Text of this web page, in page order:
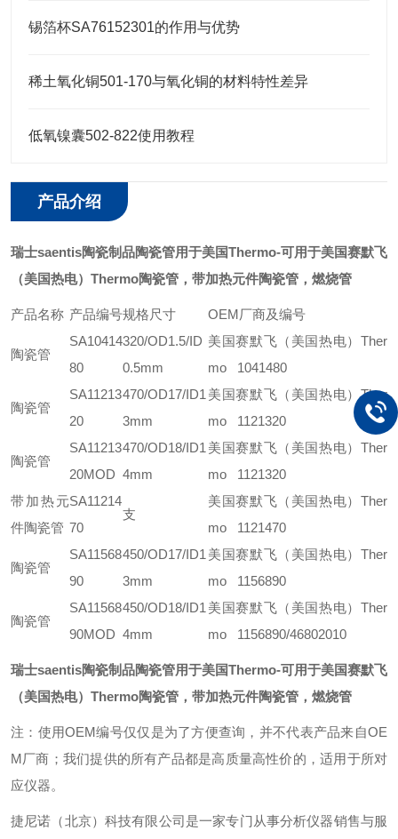
锡箔杯SA76152301的作用与优势
稀土氧化铜501-170与氧化铜的材料特性差异
低氧镍囊502-822使用教程
产品介绍
瑞士saentis陶瓷制品陶瓷管用于美国Thermo-可用于美国赛默飞
（美国热电）Thermo陶瓷管，带加热元件陶瓷管，燃烧管
产品名称 产品编号规格尺寸 OEM厂商及编号
陶瓷管
SA10414
80
320/OD1.5/ID
0.5mm
美国赛默飞（美国热电）Ther
mo 1041480
陶瓷管
SA11213
20
470/OD17/ID1
3mm
美国赛默飞（美国热电）Ther
mo 1121320
陶瓷管
SA11213
20MOD
470/OD18/ID1
4mm
美国赛默飞（美国热电）Ther
mo 1121320
带加热元
件陶瓷管
SA11214
70
支
美国赛默飞（美国热电）Ther
mo 1121470
陶瓷管
SA11568
90
450/OD17/ID1
3mm
美国赛默飞（美国热电）Ther
mo 1156890
陶瓷管
SA11568
90MOD
450/OD18/ID1
4mm
美国赛默飞（美国热电）Ther
mo 1156890/46802010
瑞士saentis陶瓷制品陶瓷管用于美国Thermo-可用于美国赛默飞
（美国热电）Thermo陶瓷管，带加热元件陶瓷管，燃烧管
注：使用OEM编号仅仅是为了方便查询，并不代表产品来自OE
M厂商；我们提供的所有产品都是高质量高性价的，适用于所对
应仪器。
捷尼诺（北京）科技有限公司是一家专门从事分析仪器销售与服